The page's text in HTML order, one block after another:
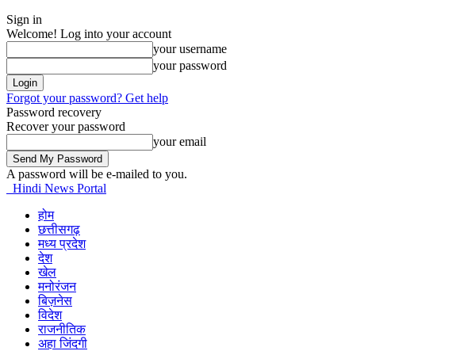
Sign in
Welcome! Log into your account
your username
your password
Forgot your password? Get help
Password recovery
Recover your password
your email
A password will be e-mailed to you.
Hindi News Portal
होम
छत्तीसगढ़
मध्य प्रदेश
देश
खेल
मनोरंजन
बिज़नेस
विदेश
राजनीतिक
अहा जिंदगी